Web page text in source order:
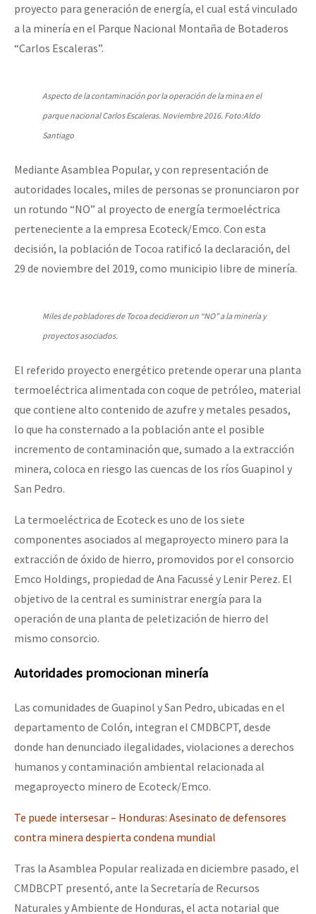
proyecto para generación de energía, el cual está vinculado
a la minería en el Parque Nacional Montaña de Botaderos
“Carlos Escaleras”.
Aspecto de la contaminación por la operación de la mina en el
parque nacional Carlos Escaleras. Noviembre 2016. Foto:Aldo
Santiago
Mediante Asamblea Popular, y con representación de
autoridades locales, miles de personas se pronunciaron por
un rotundo “NO” al proyecto de energía termoeléctrica
perteneciente a la empresa Ecoteck/Emco. Con esta
decisión, la población de Tocoa ratificó la declaración, del
29 de noviembre del 2019, como municipio libre de minería.
Miles de pobladores de Tocoa decidieron un “NO” a la minería y
proyectos asociados.
El referido proyecto energético pretende operar una planta
termoeléctrica alimentada con coque de petróleo, material
que contiene alto contenido de azufre y metales pesados,
lo que ha consternado a la población ante el posible
incremento de contaminación que, sumado a la extracción
minera, coloca en riesgo las cuencas de los ríos Guapinol y
San Pedro.
La termoeléctrica de Ecoteck es uno de los siete
componentes asociados al megaproyecto minero para la
extracción de óxido de hierro, promovidos por el consorcio
Emco Holdings, propiedad de Ana Facussé y Lenir Perez. El
objetivo de la central es suministrar energía para la
operación de una planta de peletización de hierro del
mismo consorcio.
Autoridades promocionan minería
Las comunidades de Guapinol y San Pedro, ubicadas en el
departamento de Colón, integran el CMDBCPT, desde
donde han denunciado ilegalidades, violaciones a derechos
humanos y contaminación ambiental relacionada al
megaproyecto minero de Ecoteck/Emco.
Te puede intersesar – Honduras: Asesinato de defensores
contra minera despierta condena mundial
Tras la Asamblea Popular realizada en diciembre pasado, el
CMDBCPT presentó, ante la Secretaría de Recursos
Naturales y Ambiente de Honduras, el acta notarial que